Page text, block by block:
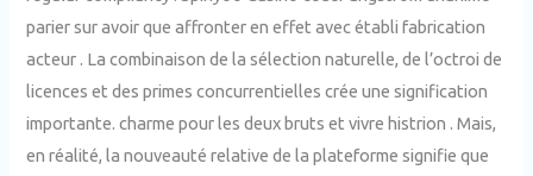
parier sur avoir que affronter en effet avec établi fabrication
acteur . La combinaison de la sélection naturelle, de l’octroi de
licences et des primes concurrentielles crée une signification
importante. charme pour les deux bruts et vivre histrion . Mais,
en réalité, la nouveauté relative de la plateforme signifie que